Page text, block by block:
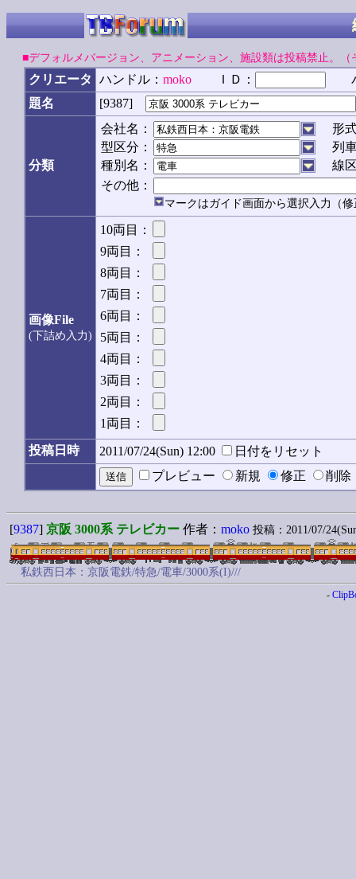
■デフォルメバージョン、アニメーション、施設類は投稿禁止。（
クリエータ ハンドル： moko ＩＤ：
パ
題名
[9387]
分類
会社名：
型区分：
種別名：
形
列
線
その他：
マークはガイド画面から選択入力（
画像File
(下詰め入力)
10両目：
9両目：
8両目：
7両目：
6両目：
5両目：
4両目：
3両目：
2両目：
1両目：
投稿日時 2011/07/24(Sun) 12:00
日付をリセット
プレビュー
新規 修正 削
[9387] 京阪 3000系 テレビカー 作者： moko 投稿：2011/07/
私鉄西日本：京阪電鉄/特急/電車/3000系(I)///
-